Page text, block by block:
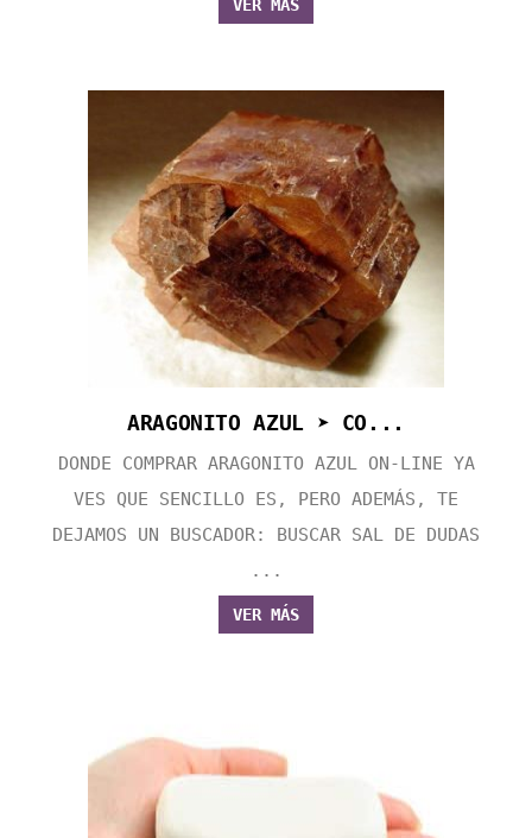
VER MÁS
ARAGONITO AZUL ➤ CO...
DONDE COMPRAR ARAGONITO AZUL ON-LINE YA
VES QUE SENCILLO ES, PERO ADEMÁS, TE
DEJAMOS UN BUSCADOR: BUSCAR SAL DE DUDAS
...
VER MÁS